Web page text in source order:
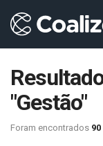
"Gestão"
Foram encontrados 90